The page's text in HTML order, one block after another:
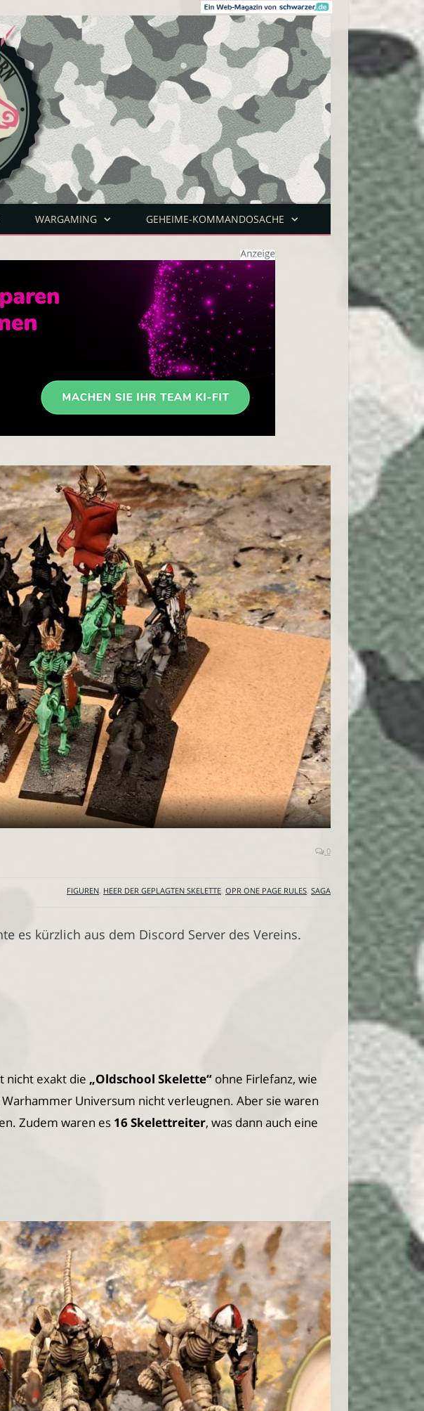
WARGAMING GEHEIME-KOMMANDOSACHE
0
FIGUREN HEER DER GEPLAGTEN SKELETTE OPR ONE PAGE RULES SAGA
es kürzlich aus dem Discord Server des Vereins.
nicht exakt die „Oldschool Skelette“ ohne Firlefanz, wie
Universum nicht verleugnen. Aber sie waren
Zudem waren es 16 Skelettreiter, was dann auch eine